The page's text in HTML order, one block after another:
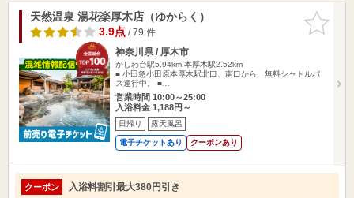
お気に入
りに追加
天然温泉 湯花楽厚木店（ゆからく）
3.9点/ 79 件
神奈川県 / 厚木市
かしわ台駅5.94km 本厚木駅2.52km
■ 小田急小田原本厚木駅北口、南口から 無料シャトルバ
ス運行中。 ■…
営業時間 10:00～25:00
入浴料金 1,188円～
日帰り 露天風呂
電子チケットあり クーポンあり
クーポン 入浴料割引最大380円引き